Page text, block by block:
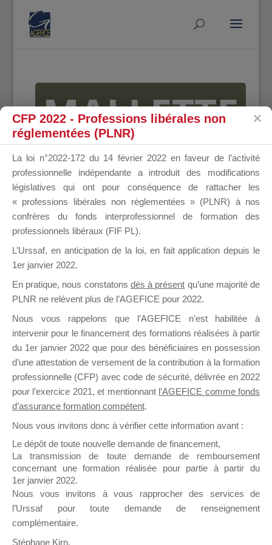
MALLETTE
DU
DIRIGEANT
il y a un mois
Ce groupe est destiné aux Organismes de
Formation qui souhaitent répondre à l’Appel à
Propositions Mallette du Dirigeant.
Ce groupe propose un forum dédié au support
sur lequel il est possible de laisser un message
ou poser une question.
NB : Il est nécessaire d’être
pouvoir rejoindre ce groupe
CFP 2022 - Professions libérales non
réglementées (PLNR)
La loi n°2022-172 du 14 février 2022 en faveur de l’activité
professionnelle indépendante a introduit des modifications
législatives qui ont pour conséquence de rattacher les
« professions libérales non réglementées » (PLNR) à nos
confrères du fonds interprofessionnel de formation des
professionnels libéraux (FIF PL).
L’Urssaf, en anticipation de la loi, en fait application depuis le
1er janvier 2022.
En pratique, nous constatons dès à présent qu’une majorité de
PLNR ne relèvent plus de l’AGEFICE pour 2022.
Nous vous rappelons que l’AGEFICE n’est habilitée à
intervenir pour le financement des formations réalisées à partir
du 1er janvier 2022 que pour des bénéficiaires en possession
d’une attestation de versement de la contribution à la formation
professionnelle (CFP) avec code de sécurité, délivrée en 2022
pour l’exercice 2021, et mentionnant l’AGEFICE comme fonds
d’assurance formation compétent.
Nous vous invitons donc à vérifier cette information avant :
Le dépôt de toute nouvelle demande de financement,
La transmission de toute demande de remboursement
concernant une formation réalisée pour partie à partir du
1er janvier 2022.
Nous vous invitons à vous rapprocher des services de
l’Urssaf pour toute demande de renseignement
complémentaire.
Stéphane Kirn,